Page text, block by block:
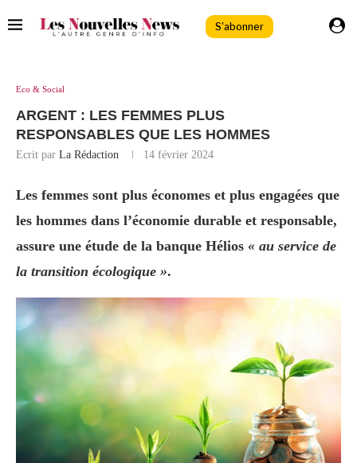
S'abonner
Eco & Social
ARGENT : LES FEMMES PLUS
RESPONSABLES QUE LES HOMMES
Ecrit par La Rédaction 14 février 2024
Les femmes sont plus économes et plus engagées que
les hommes dans l’économie durable et responsable,
assure une étude de la banque Hélios « au service de
la transition écologique ».